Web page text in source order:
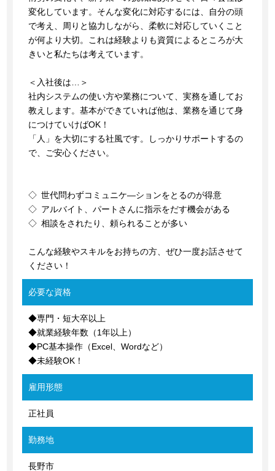
変化しています。そんな変化に対応するには、自分の頭
で考え、周りと協力しながら、柔軟に対応していくこと
が何より大切。これは経験よりも資質によるところが大
きいと私たちは考えています。
＜入社後は…＞
社内システムの使い方や業務について、実務を通してお
教えします。基本ができていれば他は、業務を通じて身
につけていけばOK！
「人」を大切にする社風です。しっかりサポートするの
で、ご安心ください。
◇ 世代問わずコミュニケ―ションをとるのが得意
◇ アルバイト、パートさんに指示をだす機会がある
◇ 相談をされたり、頼られることが多い
こんな経験やスキルをお持ちの方、ぜひ一度お話させて
ください！
必要な資格
◆専門・短大卒以上
◆就業経験年数（1年以上）
◆PC基本操作（Excel、Wordなど）
◆未経験OK！
雇用形態
正社員
勤務地
長野市